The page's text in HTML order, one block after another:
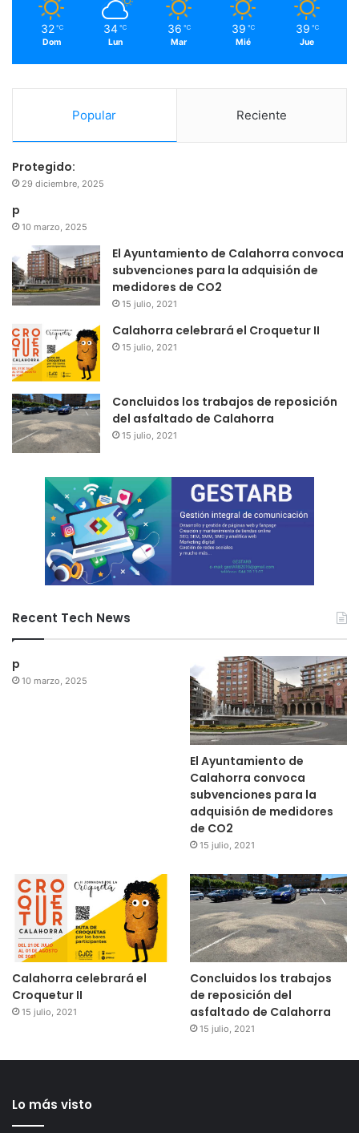
m
32 ℃
Dom
34 ℃
Lun
36 ℃
Mar
39 ℃
Mié
39 ℃
Jue
Popular Reciente
Protegido:
29 diciembre, 2025
p
10 marzo, 2025
El Ayuntamiento de Calahorra convoca
subvenciones para la adquisión de
medidores de CO2
15 julio, 2021
Calahorra celebrará el Croquetur II
15 julio, 2021
Concluidos los trabajos de reposición
del asfaltado de Calahorra
15 julio, 2021
Recent Tech News
p
10 marzo, 2025
El Ayuntamiento de
Calahorra convoca
subvenciones para la
adquisión de medidores
de CO2
15 julio, 2021
Calahorra celebrará el
Croquetur II
15 julio, 2021
Concluidos los trabajos
de reposición del
asfaltado de Calahorra
15 julio, 2021
Lo más visto